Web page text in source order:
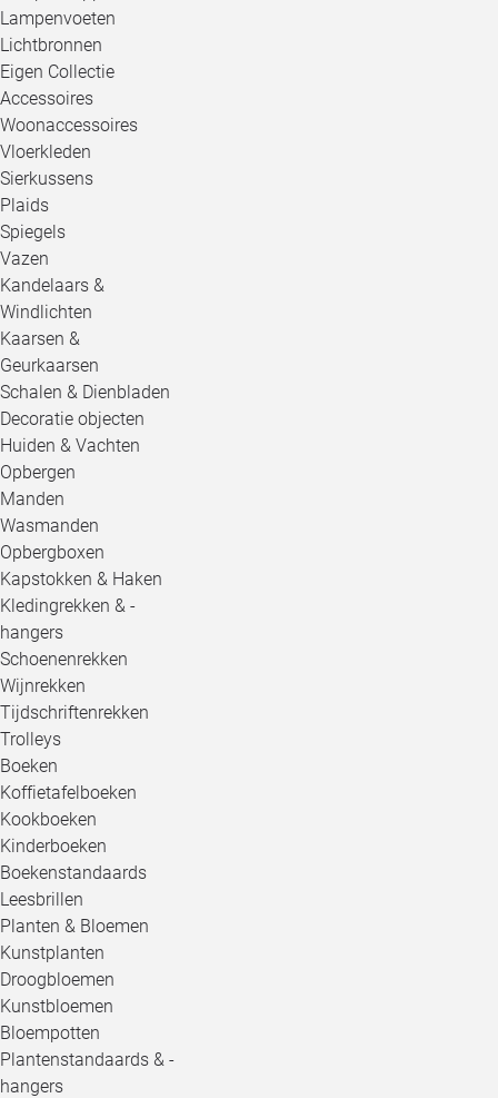
Lampenvoeten
Lichtbronnen
Eigen Collectie
Accessoires
Woonaccessoires
Vloerkleden
Sierkussens
Plaids
Spiegels
Vazen
Kandelaars &
Windlichten
Kaarsen &
Geurkaarsen
Schalen & Dienbladen
Decoratie objecten
Huiden & Vachten
Opbergen
Manden
Wasmanden
Opbergboxen
Kapstokken & Haken
Kledingrekken & -
hangers
Schoenenrekken
Wijnrekken
Tijdschriftenrekken
Trolleys
Boeken
Koffietafelboeken
Kookboeken
Kinderboeken
Boekenstandaards
Leesbrillen
Planten & Bloemen
Kunstplanten
Droogbloemen
Kunstbloemen
Bloempotten
Plantenstandaards & -
hangers